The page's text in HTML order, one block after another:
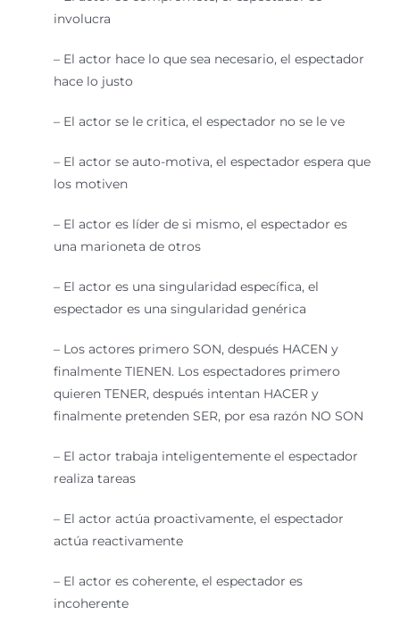
involucra
– El actor hace lo que sea necesario, el espectador
hace lo justo
– El actor se le critica, el espectador no se le ve
– El actor se auto-motiva, el espectador espera que
los motiven
– El actor es líder de si mismo, el espectador es
una marioneta de otros
– El actor es una singularidad específica, el
espectador es una singularidad genérica
– Los actores primero SON, después HACEN y
finalmente TIENEN. Los espectadores primero
quieren TENER, después intentan HACER y
finalmente pretenden SER, por esa razón NO SON
– El actor trabaja inteligentemente el espectador
realiza tareas
– El actor actúa proactivamente, el espectador
actúa reactivamente
– El actor es coherente, el espectador es
incoherente